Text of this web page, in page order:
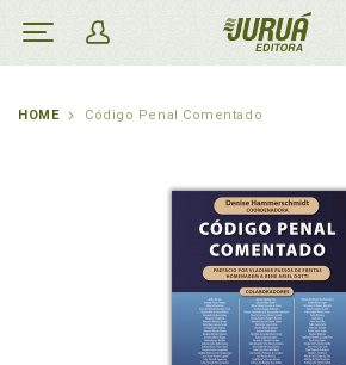
HOME Código Penal Comentado